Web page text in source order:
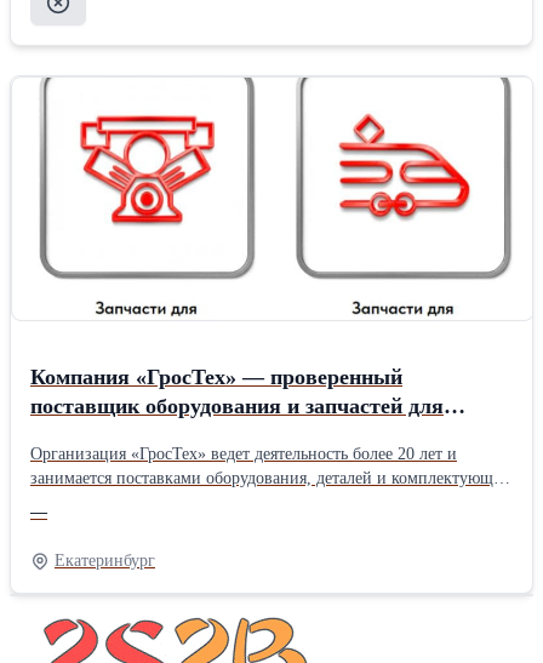
Компания «ГросТех» — проверенный
поставщик оборудования и запчастей для
Организация «ГросТех» ведет деятельность более 20 лет и
занимается поставками оборудования, деталей и комплектующих
предприятие сформировало долгосрочные партнерские
отношения с ведущими промышленными предприятиями и
транспортными организациями. Главное направление
деятельности связано со снабжением предприятий
железнодорожного комплекса качественной продукцией,
—
Екатеринбург